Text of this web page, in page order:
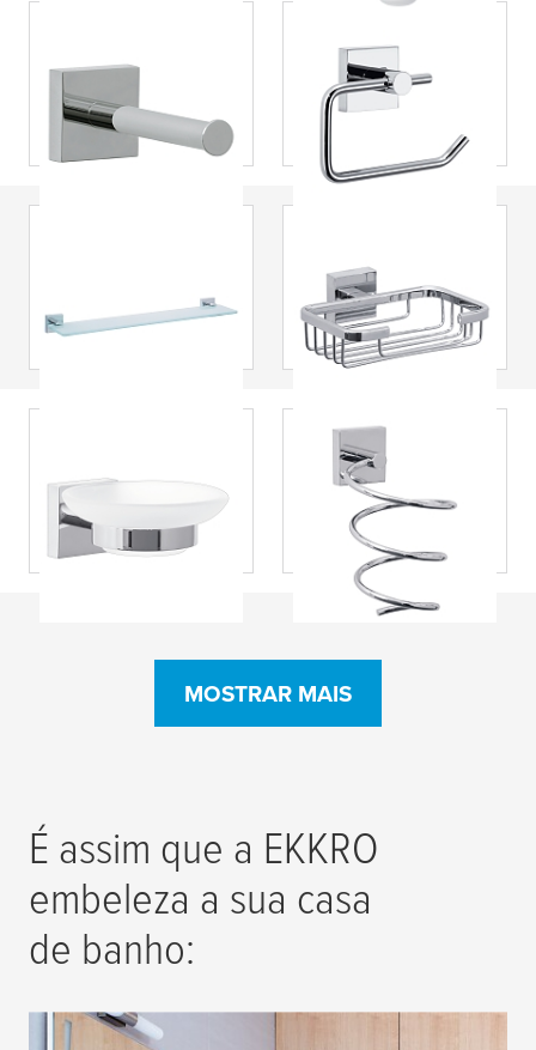
cromado,
autoadesivo Ekkro
tesa® Porta-rolos,
cromado,
autoadesivo Ekkro
autoadesiva Ekkro
tipo cesto,
cromada,
autoadesiva Ekkro
cromada, vidro
acetinado,
autoadesiva Ekkro
tesa® Suporte para
secador de cabelo,
cromado,
autoadesivo Ekkro
MOSTRAR MAIS
® Toalheiro
com dois braços,
É assim que a EKKRO
embeleza a sua casa
de banho: